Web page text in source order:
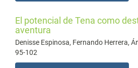
El potencial de Tena como
aventura
Denisse Espinosa, Fernando Herrera,
95-102